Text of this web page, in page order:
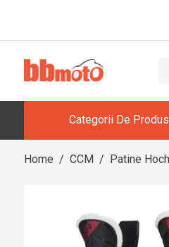
Categorii De
Home / CCM / Patine